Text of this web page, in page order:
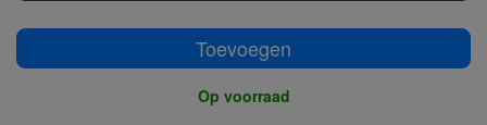
Toevoegen
Op voorraad